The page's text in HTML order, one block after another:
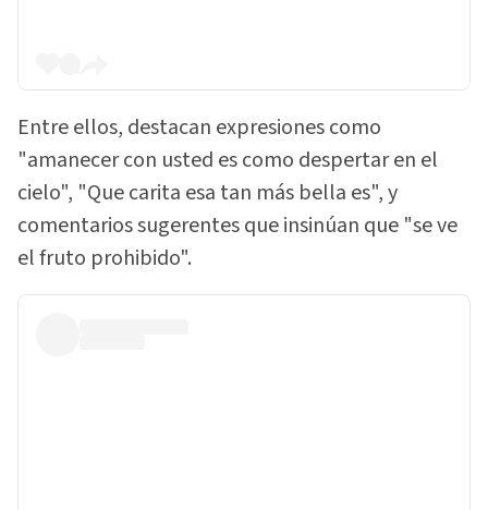
Entre ellos, destacan expresiones como
"amanecer con usted es como despertar en el
cielo", "Que carita esa tan más bella es", y
comentarios sugerentes que insinúan que "se ve
el fruto prohibido".